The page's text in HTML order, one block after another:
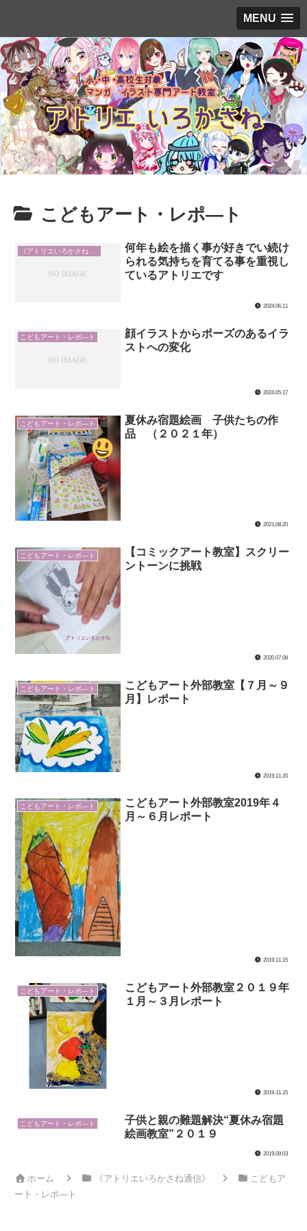
MENU
こどもアート・レポ―ト
《アトリエいろかさね通信》
何年も絵を描く事が好きでい続け
られる気持ちを育てる事を重視し
ているアトリエです
2024.06.11
こどもアート・レポ―ト
顔イラストからポーズのあるイラ
ストへの変化
2024.05.17
こどもアート・レポ―ト
夏休み宿題絵画 子供たちの作
品 （２０２１年）
2021.08.20
こどもアート・レポ―ト
【コミックアート教室】スクリー
ントーンに挑戦
2020.07.08
こどもアート・レポ―ト
こどもアート外部教室【７月～９
月】レポート
2019.11.20
こどもアート・レポ―ト
こどもアート外部教室2019年４
月～６月レポート
2019.11.15
こどもアート・レポ―ト
こどもアート外部教室２０１９年
１月～３月レポート
2019.11.15
こどもアート・レポ―ト
子供と親の難題解決“夏休み宿題
絵画教室”２０１９
2019.09.03
ホーム 《アトリエいろかさね通信》
こどもア
ート・レポ―ト